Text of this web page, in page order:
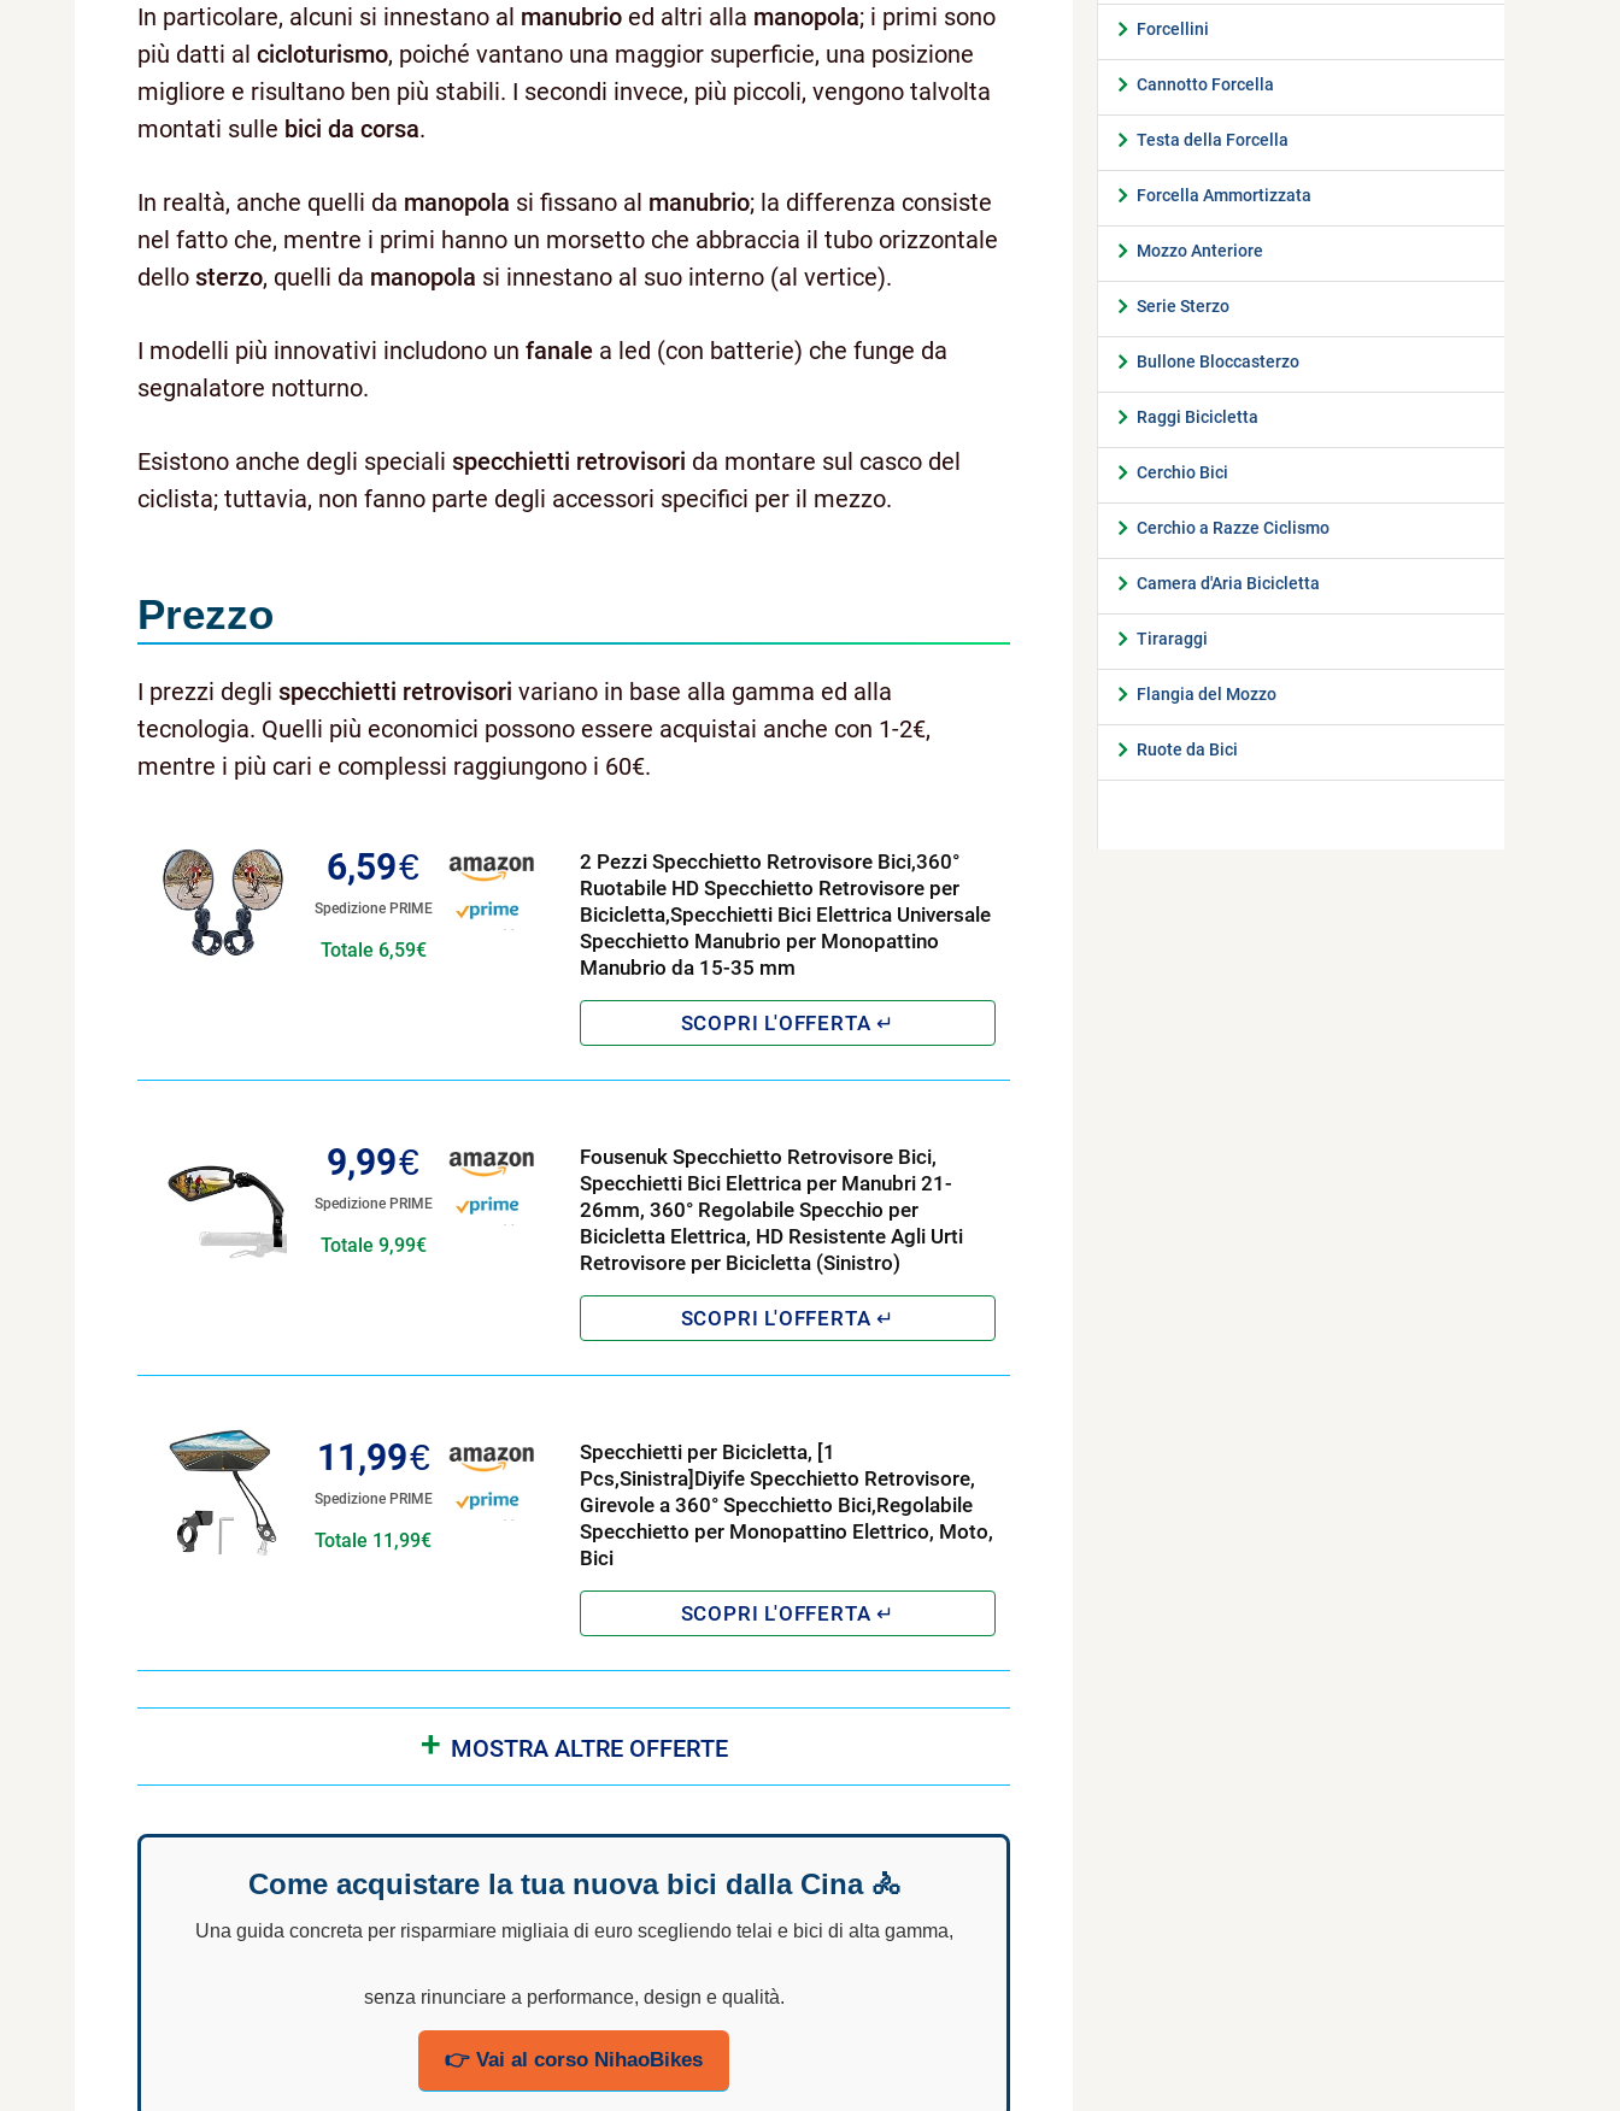
In particolare, alcuni si innestano al manubrio ed altri alla manopola; i primi sono
più datti al cicloturismo, poiché vantano una maggior superficie, una posizione
migliore e risultano ben più stabili. I secondi invece, più piccoli, vengono talvolta
montati sulle bici da corsa.
In realtà, anche quelli da manopola si fissano al manubrio; la differenza consiste
nel fatto che, mentre i primi hanno un morsetto che abbraccia il tubo orizzontale
dello sterzo, quelli da manopola si innestano al suo interno (al vertice).
I modelli più innovativi includono un fanale a led (con batterie) che funge da
segnalatore notturno.
Esistono anche degli speciali specchietti retrovisori da montare sul casco del
ciclista; tuttavia, non fanno parte degli accessori specifici per il mezzo.
Prezzo
I prezzi degli specchietti retrovisori variano in base alla gamma ed alla
tecnologia. Quelli più economici possono essere acquistai anche con 1-2€,
mentre i più cari e complessi raggiungono i 60€.
6,59€
Spedizione PRIME
Totale 6,59€
2 Pezzi Specchietto Retrovisore Bici,360°
Ruotabile HD Specchietto Retrovisore per
Bicicletta,Specchietti Bici Elettrica Universale
Specchietto Manubrio per Monopattino
Manubrio da 15-35 mm
9,99€
Spedizione PRIME
Totale 9,99€
Fousenuk Specchietto Retrovisore Bici,
Specchietti Bici Elettrica per Manubri 21-
26mm, 360° Regolabile Specchio per
Bicicletta Elettrica, HD Resistente Agli Urti
Retrovisore per Bicicletta (Sinistro)
11,99€
Spedizione PRIME
Totale 11,99€
Specchietti per Bicicletta, [1
Pcs,Sinistra]Diyife Specchietto Retrovisore,
Girevole a 360° Specchietto Bici,Regolabile
Specchietto per Monopattino Elettrico, Moto,
Bici
+ MOSTRA ALTRE OFFERTE
Come acquistare la tua nuova bici dalla Cina 🚴
Una guida concreta per risparmiare migliaia di euroscegliendo telai e bici di alta gamma,
senza rinunciare a performance, design e qualità.
👉 Vai al corso NihaoBikes
Forcellini
Cannotto Forcella
Testa della Forcella
Forcella Ammortizzata
Mozzo Anteriore
Serie Sterzo
Bullone Bloccasterzo
Raggi Bicicletta
Cerchio Bici
Cerchio a Razze Ciclismo
Camera d'Aria Bicicletta
Tiraraggi
Flangia del Mozzo
Ruote da Bici